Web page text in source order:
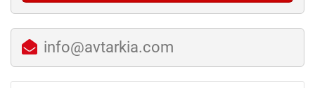
info@avtarkia.com